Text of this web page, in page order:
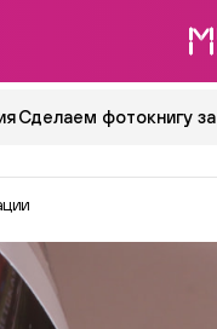
Сделаем фотокнигу